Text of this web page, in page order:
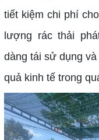
tiết kiệm chi phí
lượng rác thải
dàng tái sử dụng
quả kinh tế trong